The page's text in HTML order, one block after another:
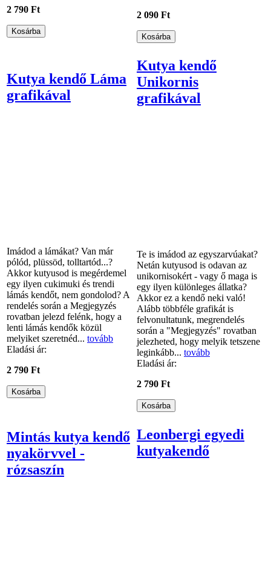
2 790 Ft
2 090 Ft
Kutya kendő Láma
grafikával
Imádod a lámákat? Van már
pólód, plüssöd, tolltartód...?
Akkor kutyusod is megérdemel
egy ilyen cukimuki és trendi
lámás kendőt, nem gondolod? A
rendelés során a Megjegyzés
rovatban jelezd felénk, hogy a
lenti lámás kendők közül
melyiket szeretnéd... tovább
Eladási ár:
2 790 Ft
Kutya kendő
Unikornis
grafikával
Te is imádod az egyszarvúakat?
Netán kutyusod is odavan az
unikornisokért - vagy ő maga is
egy ilyen különleges állatka?
Akkor ez a kendő neki való!
Alább többféle grafikát is
felvonultatunk, megrendelés
során a "Megjegyzés" rovatban
jelezheted, hogy melyik tetszene
leginkább... tovább
Eladási ár:
2 790 Ft
Mintás kutya kendő
nyakörvvel -
rózsaszín
Leonbergi egyedi
kutyakendő